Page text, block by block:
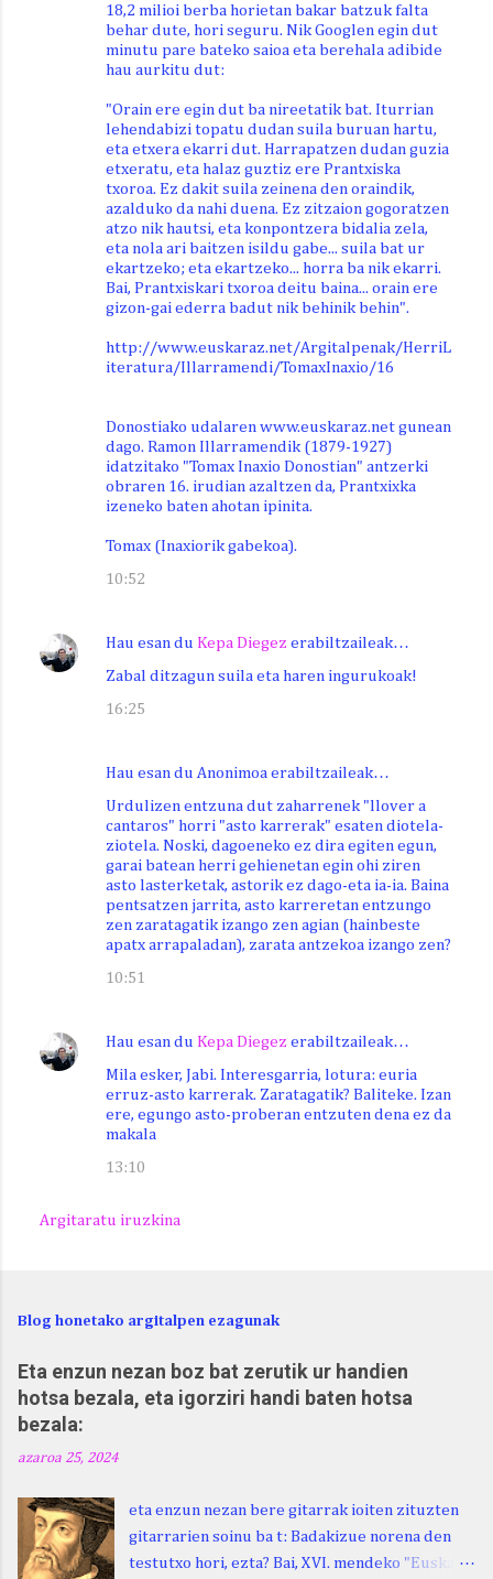
18,2 milioi berba horietan bakar batzuk falta
behar dute, hori seguru. Nik Googlen egin dut
minutu pare bateko saioa eta berehala adibide
hau aurkitu dut:
"Orain ere egin dut ba nireetatik bat. Iturrian
lehendabizi topatu dudan suila buruan hartu,
eta etxera ekarri dut. Harrapatzen dudan guzia
etxeratu, eta halaz guztiz ere Prantxiska
txoroa. Ez dakit suila zeinena den oraindik,
azalduko da nahi duena. Ez zitzaion gogoratzen
atzo nik hautsi, eta konpontzera bidalia zela,
eta nola ari baitzen isildu gabe... suila bat ur
ekartzeko; eta ekartzeko... horra ba nik ekarri.
Bai, Prantxiskari txoroa deitu baina... orain ere
gizon-gai ederra badut nik behinik behin".
http://www.euskaraz.net/Argitalpenak/HerriL
iteratura/Illarramendi/TomaxInaxio/16
Donostiako udalaren www.euskaraz.net gunean
dago. Ramon Illarramendik (1879-1927)
idatzitako "Tomax Inaxio Donostian" antzerki
obraren 16. irudian azaltzen da, Prantxixka
izeneko baten ahotan ipinita.
Tomax (Inaxiorik gabekoa).
10:52
Hau esan du Kepa Diegez erabiltzaileak…
Zabal ditzagun suila eta haren ingurukoak!
16:25
Hau esan du Anonimoa erabiltzaileak…
Urdulizen entzuna dut zaharrenek "llover a
cantaros" horri "asto karrerak" esaten diotela-
ziotela. Noski, dagoeneko ez dira egiten egun,
garai batean herri gehienetan egin ohi ziren
asto lasterketak, astorik ez dago-eta ia-ia. Baina
pentsatzen jarrita, asto karreretan entzungo
zen zaratagatik izango zen agian (hainbeste
apatx arrapaladan), zarata antzekoa izango zen?
10:51
Hau esan du Kepa Diegez erabiltzaileak…
Mila esker, Jabi. Interesgarria, lotura: euria
erruz-asto karrerak. Zaratagatik? Baliteke. Izan
ere, egungo asto-proberan entzuten dena ez da
makala
13:10
Argitaratu iruzkina
Blog honetako argitalpen ezagunak
Eta enzun nezan boz bat zerutik ur handien
hotsa bezala, eta igorziri handi baten hotsa
bezala:
azaroa 25, 2024
eta enzun nezan bere gitarrak ioiten zituzten
gitarrarien soinu ba t: Badakizue norena den
testutxo hori, ezta? Bai, XVI. mendeko "Euskara